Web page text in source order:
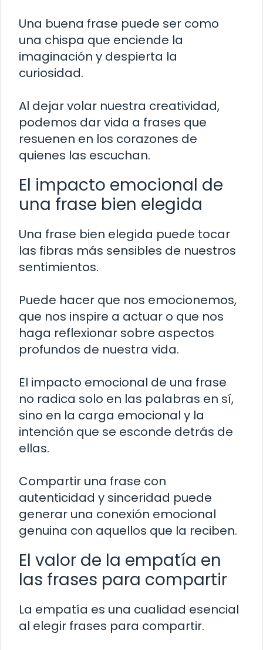
Una buena frase puede ser como
una chispa que enciende la
imaginación y despierta la
curiosidad.
Al dejar volar nuestra creatividad,
podemos dar vida a frases que
resuenen en los corazones de
quienes las escuchan.
El impacto emocional de
una frase bien elegida
Una frase bien elegida puede tocar
las fibras más sensibles de nuestros
sentimientos.
Puede hacer que nos emocionemos,
que nos inspire a actuar o que nos
haga reflexionar sobre aspectos
profundos de nuestra vida.
El impacto emocional de una frase
no radica solo en las palabras en sí,
sino en la carga emocional y la
intención que se esconde detrás de
ellas.
Compartir una frase con
autenticidad y sinceridad puede
generar una conexión emocional
genuina con aquellos que la reciben.
El valor de la empatía en
las frases para compartir
La empatía es una cualidad esencial
al elegir frases para compartir.